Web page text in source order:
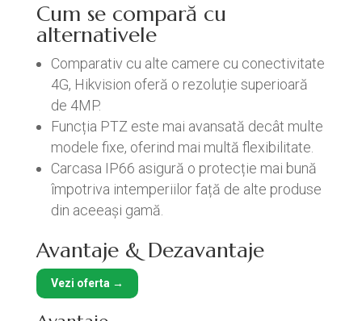
Cum se compară cu
alternativele
Comparativ cu alte camere cu conectivitate
4G, Hikvision oferă o rezoluție superioară
de 4MP.
Funcția PTZ este mai avansată decât multe
modele fixe, oferind mai multă flexibilitate.
Carcasa IP66 asigură o protecție mai bună
împotriva intemperiilor față de alte produse
din aceeași gamă.
Avantaje & Dezavantaje
Vezi oferta →